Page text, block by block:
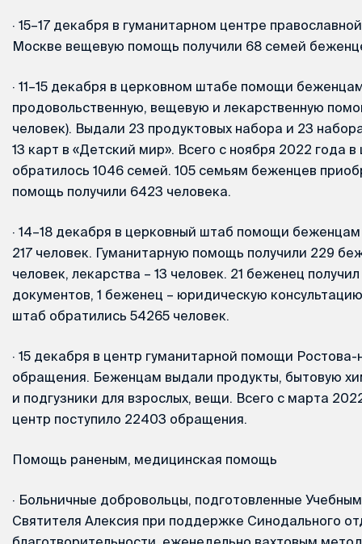
· 15–17 декабря в гуманитарном центре
Москве вещевую помощь получили 68 семей
· 11–15 декабря в церковном штабе помощи
продовольственную, вещевую и лекарственную
человек). Выдали 23 продуктовых набора и 23
13 карт в «Детский мир». Всего с ноября 2022 года
обратилось 1046 семей. 105 семьям беженцев
помощь получили 6423 человека.
· 14–18 декабря в церковный штаб помощи
217 человек. Гуманитарную помощь получили 229
человек, лекарства – 13 человек. 21 беженец
документов, 1 беженец – юридическую
штаб обратились 54265 человек.
· 15 декабря в центр гуманитарной помощи Ростова-
обращения. Беженцам выдали продукты, бытовую
и подгузники для взрослых, вещи. Всего с марта
центр поступило 22403 обращения.
Помощь раненым, медицинская помощь
· Больничные добровольцы, подготовленные
Святителя Алексия при поддержке Синодального